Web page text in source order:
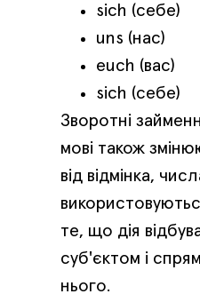
sich (себе)
uns (нас)
euch (вас)
sich (себе)
Зворотні
мові також
від відмінка,
те, що дія
суб'єктом і
нього.